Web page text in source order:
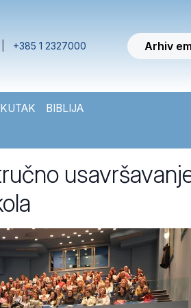
+385 1 2327000 Arhiv
BIBLIJA